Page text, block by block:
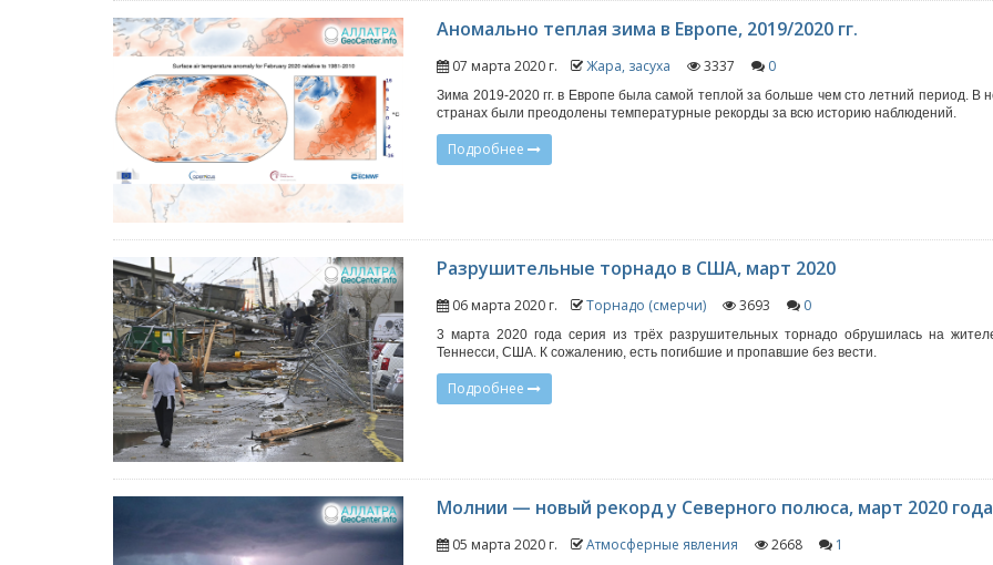
Аномально теплая зима в Европе, 2019/2020 гг.
07 марта 2020 г. Жара, засуха 3337 0
Зима 2019-2020 гг. в Европе была самой теплой за больше чем сто летний период. В
странах были преодолены температурные рекорды за всю историю наблюдений.
Подробнее
Разрушительные торнадо в США, март 2020
06 марта 2020 г. Торнадо (смерчи) 3693 0
3 марта 2020 года серия из трёх разрушительных торнадо обрушилась на
Теннесси, США. К сожалению, есть погибшие и пропавшие без вести.
Подробнее
Молнии — новый рекорд у Северного полюса, март 2020 года
05 марта 2020 г. Атмосферные явления 2668 1